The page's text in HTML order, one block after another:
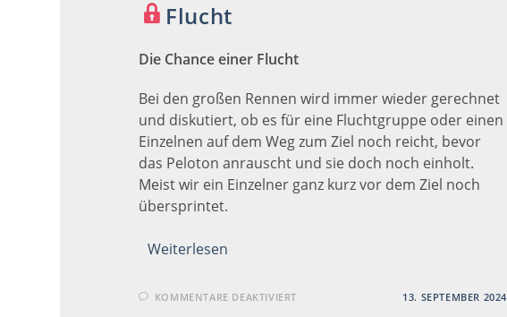
Flucht
Die Chance einer Flucht
Bei den großen Rennen wird immer wieder gerechnet
und diskutiert, ob es für eine Fluchtgruppe oder einen
Einzelnen auf dem Weg zum Ziel noch reicht, bevor
das Peloton anrauscht und sie doch noch einholt.
Meist wir ein Einzelner ganz kurz vor dem Ziel noch
übersprintet.
Weiterlesen
KOMMENTARE DEAKTIVIERT 13. SEPTEMBER 2024